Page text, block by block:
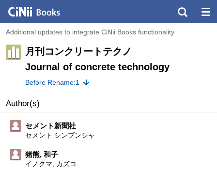
Additional updates to integrate CiNii Books functionality
月刊コンクリートテクノ
Journal of concrete technology
Before Rename:1
Author(s)
セメント新聞社
セメント シンブンシャ
猪熊, 和子
イノクマ, カズコ